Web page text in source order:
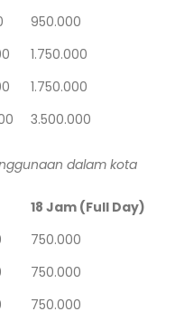
950.000
1.750.000
1.750.000
3.500.000
dalam kota
18 Jam (Full Day)
750.000
750.000
750.000